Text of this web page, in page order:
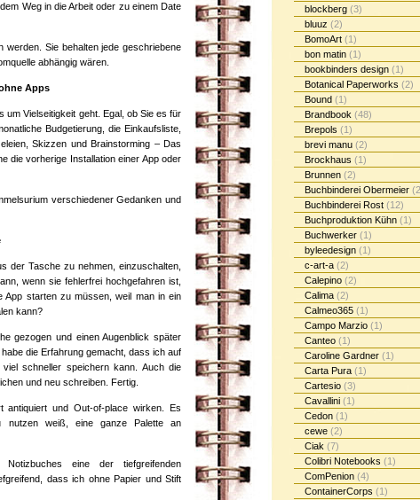
Weg in die Arbeit oder zu einem Date
werden. Sie behalten jede geschriebene
abhängig wären.
Apps
um Vielseitigkeit geht. Egal, ob Sie es für
Budgetierung, die Einkaufsliste,
Skizzen und Brainstorming – Das
die vorherige Installation einer App oder
verschiedener Gedanken und
der Tasche zu nehmen, einzuschalten,
wenn sie fehlerfrei hochgefahren ist,
App starten zu müssen, weil man in ein
kann?
gezogen und einen Augenblick später
die Erfahrung gemacht, dass ich auf
schneller speichern kann. Auch die
und neu schreiben. Fertig.
antiquiert und Out-of-place wirken. Es
nutzen weiß, eine ganze Palette an
eine der tiefgreifenden
dass ich ohne Papier und Stift
blockberg (3)
bluuz (2)
BomoArt (1)
bon matin (1)
bookbinders design (1)
Botanical Paperworks (2)
Bound (1)
Brandbook (48)
Brepols (1)
brevi manu (2)
Brockhaus (1)
Brunnen (2)
Buchbinderei Obermeier
Buchbinderei Rost (12)
Buchproduktion Kühn (1)
Buchwerker (1)
byleedesign (1)
c-art-a (2)
Calepino (2)
Calima (2)
Calmeo365 (1)
Campo Marzio (1)
Canteo (1)
Caroline Gardner (1)
Carta Pura (1)
Cartesio (3)
Cavallini (1)
Cedon (1)
cewe (2)
Ciak (7)
Colibri Notebooks (1)
ComPenion (4)
ContainerCorps (1)